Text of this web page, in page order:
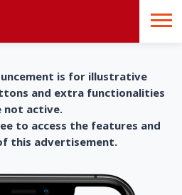
is for illustrative
and extra functionalities
not active.
to access the features and
this advertisement.